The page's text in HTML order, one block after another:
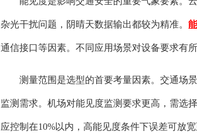
杂光干扰问题，阴晴天数据输出都较为精准。
通信接口等因素。不同应用场景对设备要求有
测量范围是选型的首要考量因素。交通场
监测需求。机场对能见度监测要求更高，需选
应控制在10%以内，高能见度条件下误差可放